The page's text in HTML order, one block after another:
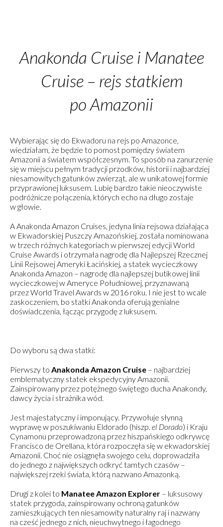
Anakonda Cruise i Manatee
Cruise – rejs statkiem
po Amazonii
Wybierając się do Ekwadoru na rejs po Amazonce,
wiedziałam, że będzie to pomost pomiędzy światem
Amazonii a światem współczesnym. To sposób na zanurzenie
się w miejscu pełnym tradycji przodków, historii i najbardziej
niesamowitych gatunków zwierząt, ale w unikatowej formie
przyprawionej luksusem. Lubię bardzo takie nieoczywiste
podróżnicze połączenia, których echo na długo zostaje
w głowie.
A Anakonda Amazon Cruises, jedyna linia rejsowa działająca
w Ekwadorskiej Puszczy Amazońskiej, została nominowana
w trzech różnych kategoriach w pierwszej edycji World
Cruise Awards i otrzymała nagrodę dla Najlepszej Rzecznej
Linii Rejsowej Ameryki Łacińskiej, a statek wycieczkowy
Anakonda Amazon – nagrodę dla najlepszej butikowej linii
wycieczkowej w Ameryce Południowej, przyznawaną
przez World Travel Awards w 2016 roku. I nie jest to wcale
zaskoczeniem, bo statki Anakonda oferują genialne
doświadczenia, łącząc przygodę z luksusem.
Do wyboru są dwa statki:
Pierwszy to Anakonda Amazon Cruise – najbardziej
emblematyczny statek ekspedycyjny Amazonii.
Zainspirowany przez potężnego świętego ducha Anakondy,
dawcy życia i strażnika wód.
Jest majestatyczny i imponujący. Przywołuje słynną
wyprawę w poszukiwaniu Eldorado (hiszp. el Dorado) i Kraju
Cynamonu przeprowadzoną przez hiszpańskiego odkrywcę
Francisco de Orellana, która rozpoczęła się w ekwadorskiej
Amazonii. Choć nie osiągnęła swojego celu, doprowadziła
do jednego z największych odkryć tamtych czasów –
największej rzeki świata, którą nazwano Amazonką.
Drugi z kolei to Manatee Amazon Explorer – luksusowy
statek przygoda, zainspirowany ochroną gatunków
zamieszkujących ten niesamowity naturalny raj i nazwany
na cześć jednego z nich, nieuchwytnego i łagodnego